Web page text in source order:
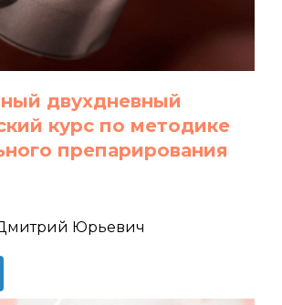
двухдневный
курс по методике
препарирования
Юрьевич